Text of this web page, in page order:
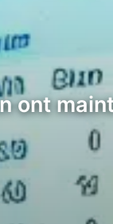
ont